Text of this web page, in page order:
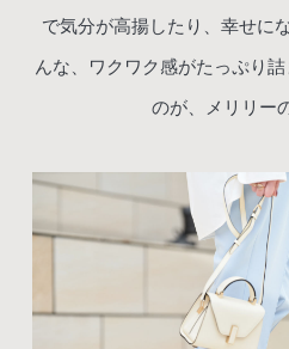
で気分が高揚したり、幸せに
んな、ワクワク感がたっぷり
のが、メリリー